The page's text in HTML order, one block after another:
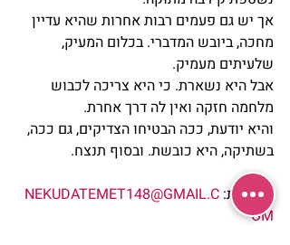
אך יש גם פעמים רבות אחרות שהיא עדיין
מחכה, ביובש המדברי. בכלום המעיק,
שלעיתים מעמיק.
אבל היא נשארת. כי היא צריכה לכבוש
מלחמה חזקה ואין לה דרך אחרת.
והיא יודעת, ככה הבטיחו הצדיקים, גם ככה,
בשתיקה, היא כובשת. ובסוף תנצח.
לתגובות: NEKUDATEMET148@GMAIL.C
OM